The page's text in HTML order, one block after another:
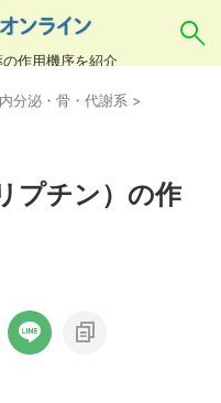
作用機序を紹介
誤字）には対応し
名・キーワードな
。
ンタリク
分泌・骨・代謝系 >
プチン）の作